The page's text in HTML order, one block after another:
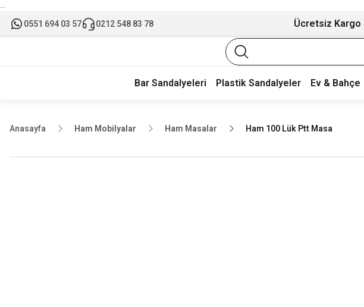
...
0551 694 03 57 0212 548 83 78 Ücretsiz Kargo
Bar Sandalyeleri Plastik Sandalyeler Ev & Bahçe
Anasayfa Ham Mobilyalar Ham Masalar Ham 100 Lük Ptt Masa